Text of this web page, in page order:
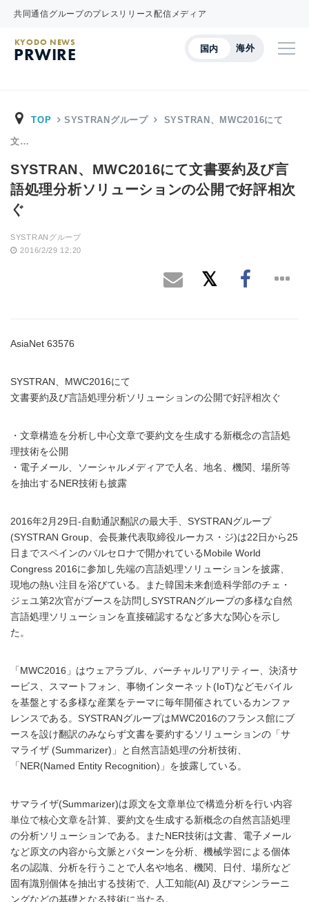
共同通信グループのプレスリリース配信メディア
国内 海外
KYODO NEWS
PRWIRE
TOP SYSTRANグループ SYSTRAN、MWC2016にて
文…
SYSTRAN、MWC2016にて文書要約及び言
語処理分析ソリューションの公開で好評相次
ぐ
SYSTRANグループ
2016/2/29 12:20
AsiaNet 63576
SYSTRAN、MWC2016にて
文書要約及び言語処理分析ソリューションの公開で好評相次ぐ
・文章構造を分析し中心文章で要約文を生成する新概念の言語処
理技術を公開
・電子メール、ソーシャルメディアで人名、地名、機関、場所等
を抽出するNER技術も披露
2016年2月29日-自動通訳翻訳の最大手、SYSTRANグループ
(SYSTRAN Group、会長兼代表取締役ルーカス・ジ)は22日から25
日までスペインのバルセロナで開かれているMobile World
Congress 2016に参加し先端の言語処理ソリューションを披露、
現地の熱い注目を浴びている。また韓国未来創造科学部のチェ・
ジェユ第2次官がブースを訪問しSYSTRANグループの多様な自然
言語処理ソリューションを直接確認するなど多大な関心を示し
た。
「MWC2016」はウェアラブル、バーチャルリアリティー、決済サ
ービス、スマートフォン、事物インターネット(IoT)などモバイル
を基盤とする多様な産業をテーマに毎年開催されているカンファ
レンスである。SYSTRANグループはMWC2016のフランス館にブ
ースを設け翻訳のみならず文書を要約するソリューションの「サ
マライザ (Summarizer)」と自然言語処理の分析技術、
「NER(Named Entity Recognition)」を披露している。
サマライザ(Summarizer)は原文を文章単位で構造分析を行い内容
単位で核心文章を計算、要約文を生成する新概念の自然言語処理
の分析ソリューションである。またNER技術は文書、電子メール
など原文の内容から文脈とパターンを分析、機械学習による個体
名の認識、分析を行うことで人名や地名、機関、日付、場所など
固有識別個体を抽出する技術で、人工知能(AI) 及びマシンラーニ
ングなどの基礎となる技術に当たる。